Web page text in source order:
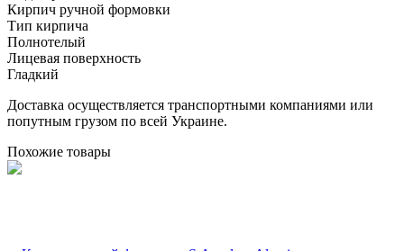
Кирпич ручной формовки
Тип кирпича
Полнотелый
Лицевая поверхность
Гладкий
Доставка осуществляется транспортными компаниями или
попутным грузом по всей Украине.
Похожие товары